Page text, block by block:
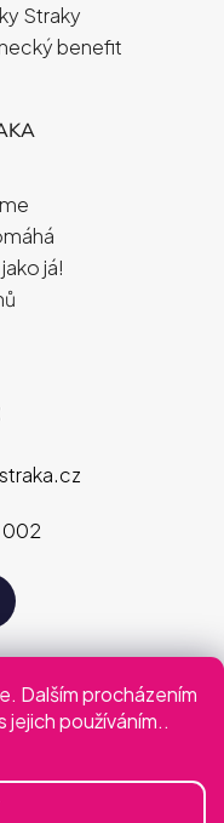
Dalším procházením
používáním..
Straky
benefit
já!
002
Obchodní podmínky